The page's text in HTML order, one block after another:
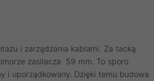
i zarządzania kablami. Za tacką
zasilacza 59 mm. To sporo
i uporządkowany. Dzięki temu budowa